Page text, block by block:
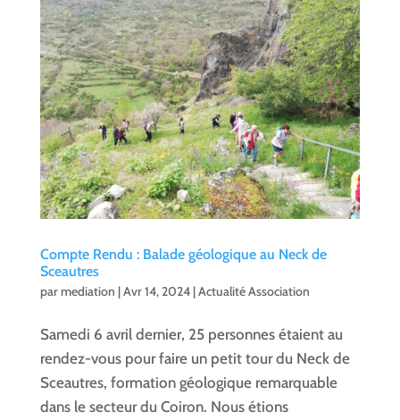
Compte Rendu : Balade géologique au Neck de
Sceautres
parmediation |Avr 14, 2024|Actualité Association
Samedi 6 avril dernier, 25 personnes étaient au
rendez-vous pour faire un petit tour du Neck de
Sceautres, formation géologique remarquable
dans le secteur du Coiron. Nous étions